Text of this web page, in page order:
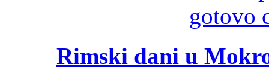
Rimski dani u